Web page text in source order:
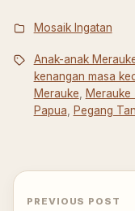
Mosaik Ingatan
Anak-anak
kenangan masa
Merauke, Merauke
Papua, Pegang
PREVIOUS POST